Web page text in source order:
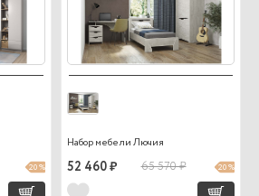
20 %
Набор мебели Лючия
52 460 ₽ 65 570 ₽ 20 %